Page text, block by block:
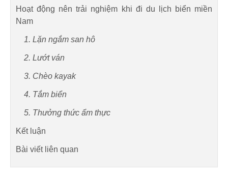
Hoạt động nên trải nghiệm khi đi du lịch biển miền
Nam
1. Lặn ngắm san hô
2. Lướt ván
3. Chèo kayak
4. Tắm biển
5. Thưởng thức ẩm thực
Kết luận
Bài viết liên quan